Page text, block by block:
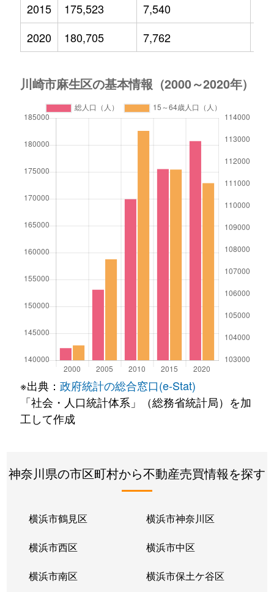
2015
175,523 7,540
2020
180,705 7,762
※出典： 政府統計の総合窓口(e-Stat)
「社会・人口統計体系」（総務省統計局）を加
工して作成
神奈川県の市区町村から不動産売買情報を探す
横浜市鶴見区 横浜市神奈川区
横浜市西区 横浜市中区
横浜市南区 横浜市保土ケ谷区